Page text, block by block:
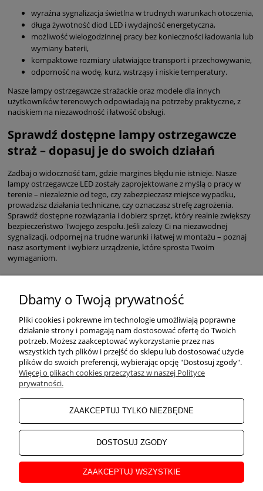
wyraźna sygnalizacja świetlna w trudnych warunkach otoczenia,
długa żywotność diod LED i wydajność energetyczna,
możliwość wielogodzinnej pracy bez konieczności ładowania lub
wymiany baterii,
kompaktowe rozmiary ułatwiające transport i przechowywanie,
odporność na wodę, kurz, wstrząsy i niskie temperatury.
Nasze lampy ostrzegawcze strażackie oraz modele dla innych
użytkowników terenowych odpowiadają na potrzeby praktyczne, z
naciskiem na niezawodność i łatwość obsługi.
Sprawdź dostępne lampy ostrzegawcze
straż – dopasuj je do swoich działań
Zadbaj o widoczność tam, gdzie margines błędu nie istnieje. Nasze
lampy ostrzegawcze LED zostały zaprojektowane z myślą o pracy w
terenie – niezależnie od tego, czy zabezpieczasz miejsce wypadku,
prowadzisz działania techniczne, czy oznaczasz strefę zagrożenia.
Sprawdź dostępne rozwiązania i dobierz sprzęt, który realnie zwiększy
bezpieczeństwo Twojego zespołu. Jeśli zależy Ci na niezawodnej
sygnalizacji, odpornej na trudne warunki i łatwej w montażu – poznaj
nasz asortyment i wybierz urządzenie, które sprosta Twoim
wymaganiom.
POMOC
ZAKUPY
MOJE KONTO
INFORMACJE
O NAS
Dbamy o Twoją prywatność
Pliki cookies i pokrewne im technologie umożliwiają poprawne
działanie strony i pomagają nam dostosować ofertę do Twoich
potrzeb. Możesz zaakceptować wykorzystanie przez nas
wszystkich tych plików i przejść do sklepu lub dostosować użycie
plików do swoich preferencji, wybierając opcję "Dostosuj zgody".
Więcej o plikach cookies przeczytasz w naszej Polityce
prywatności.
ZAAKCEPTUJ TYLKO NIEZBĘDNE
DOSTOSUJ ZGODY
ZAAKCEPTUJ WSZYSTKIE